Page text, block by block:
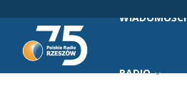
WIADOMOŚCI
RADIO